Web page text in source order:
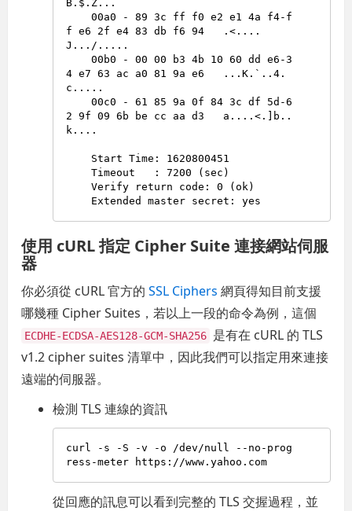
B.$.Z...
    00a0 - 89 3c ff f0 e2 e1 4a f4-f
f e6 2f e4 83 db f6 94   .<....
J.../.....
    00b0 - 00 00 b3 4b 10 60 dd e6-3
4 e7 63 ac a0 81 9a e6   ...K.`..4.
c.....
    00c0 - 61 85 9a 0f 84 3c df 5d-6
2 9f 09 6b be cc aa d3   a....<.]b..
k....
    Timeout   : 7200 (sec)
    Verify return code: 0 (ok)
使用 cURL 指定 Cipher Suite 連接網站伺服
器
你必須從 cURL 官方的SSL Ciphers 網頁得知目前支援
哪幾種 Cipher Suites，若以上一段的命令為例，這個
ECDHE-ECDSA-AES128-GCM-SHA256 是有在 cURL 的 TLS
v1.2 cipher suites 清單中，因此我們可以指定用來連接
遠端的伺服器。
檢測 TLS 連線的資訊
curl -s -S -v -o /dev/null --no-prog
從回應的訊息可以看到完整的 TLS 交握過程，並